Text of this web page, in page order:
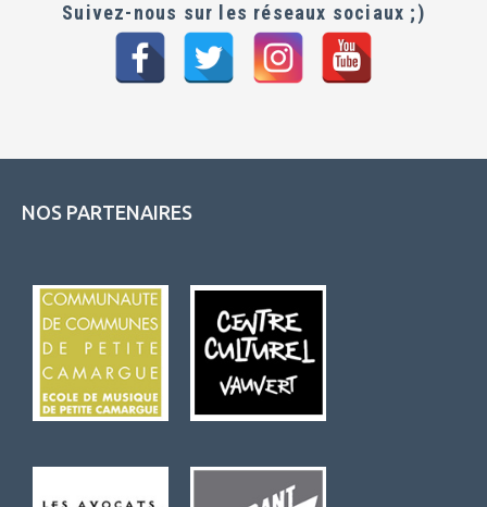
Suivez-nous sur les réseaux sociaux ;)
NOS PARTENAIRES